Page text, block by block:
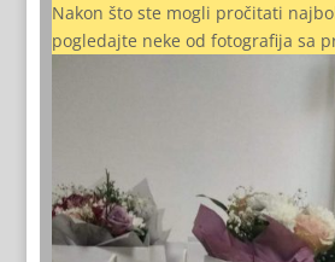
Nakon što ste mogli pročitati
pogledajte neke od fotografija sa